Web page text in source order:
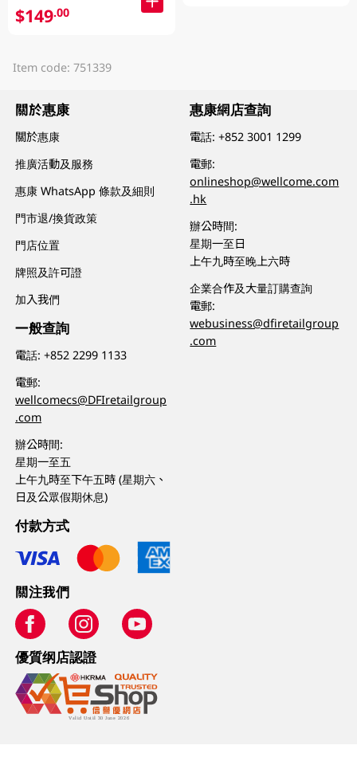
$149.00
Item code: 751339
關於惠康
關於惠康
推廣活動及服務
惠康 WhatsApp 條款及細則
門市退/換貨政策
門店位置
牌照及許可證
加入我們
一般查詢
電話:+852 2299 1133
電郵:
wellcomecs@DFIretailgroup
.com
辦公時間:
星期一至五
上午九時至下午五時 (星期六、
日及公眾假期休息)
惠康網店查詢
電話:+852 3001 1299
電郵:
onlineshop@wellcome.com
.hk
辦公時間:
星期一至日
上午九時至晚上六時
企業合作及大量訂購查詢
電郵:
webusiness@dfiretailgroup
.com
付款方式
關注我們
優質纲店認證